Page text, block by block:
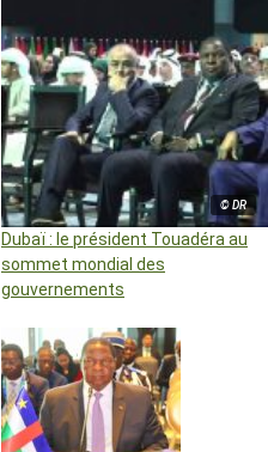
© DR
Dubaï : le président Touadéra au
sommet mondial des
gouvernements